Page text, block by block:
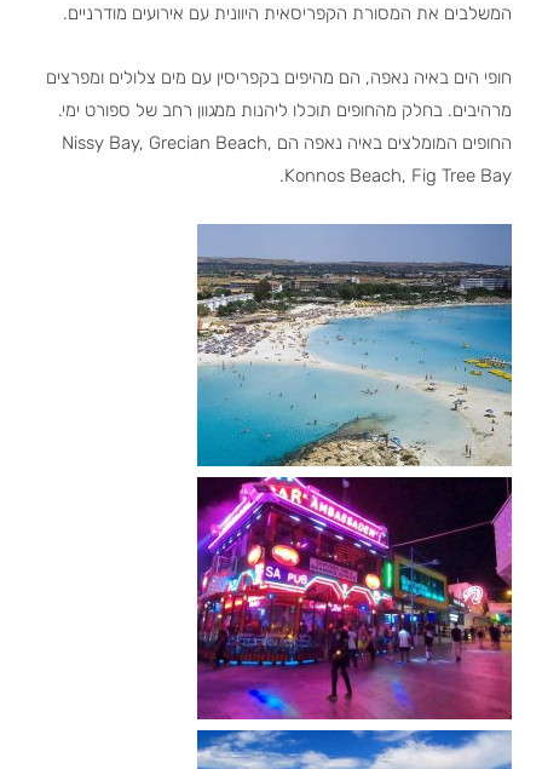
המשלבים את המסורת הקפריסאית היוונית עם אירועים מודרניים.
חופי הים באיה נאפה, הם מהיפים בקפריסין עם מים צלולים ומפרצים
מרהיבים. בחלק מהחופים תוכלו ליהנות ממגוון רחב של ספורט ימי.
החופים המומלצים באיה נאפה הם Nissy Bay, Grecian Beach,
Konnos Beach, Fig Tree Bay.